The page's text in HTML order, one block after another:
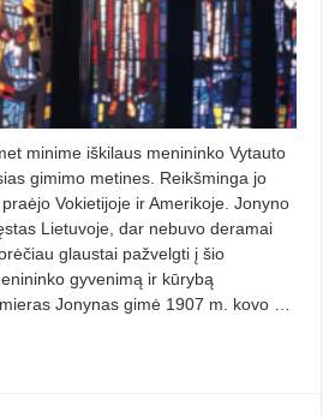
minime iškilaus menininko Vytauto
gimimo metines. Reikšminga jo
Vokietijoje ir Amerikoje. Jonyno
Lietuvoje, dar nebuvo deramai
glaustai pažvelgti į šio
gyvenimą ir kūrybą
Jonynas gimė 1907 m. kovo …